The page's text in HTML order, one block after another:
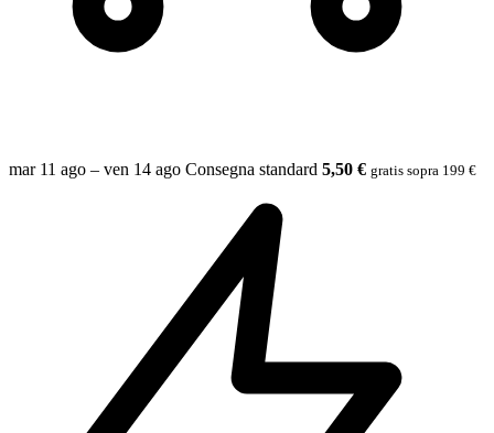
mar 11 ago – ven 14 ago Consegna standard 5,50 € gratis sopra 199 €